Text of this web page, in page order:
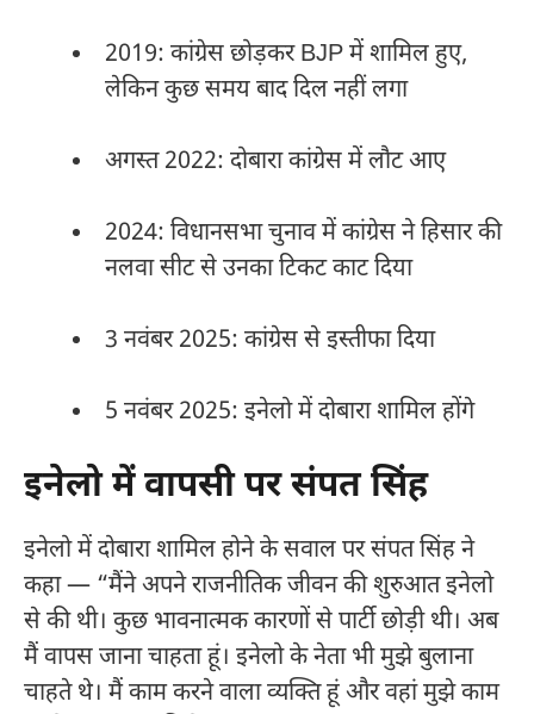
2019: कांग्रेस छोड़कर BJP में शामिल हुए,
लेकिन कुछ समय बाद दिल नहीं लगा​
अगस्त 2022: दोबारा कांग्रेस में लौट आए​
2024: विधानसभा चुनाव में कांग्रेस ने हिसार की
नलवा सीट से उनका टिकट काट दिया​
3 नवंबर 2025: कांग्रेस से इस्तीफा दिया
5 नवंबर 2025: इनेलो में दोबारा शामिल होंगे
इनेलो में वापसी पर संपत सिंह
इनेलो में दोबारा शामिल होने के सवाल पर संपत सिंह ने
कहा — “मैंने अपने राजनीतिक जीवन की शुरुआत इनेलो
से की थी। कुछ भावनात्मक कारणों से पार्टी छोड़ी थी। अब
मैं वापस जाना चाहता हूं। इनेलो के नेता भी मुझे बुलाना
चाहते थे। मैं काम करने वाला व्यक्ति हूं और वहां मुझे काम